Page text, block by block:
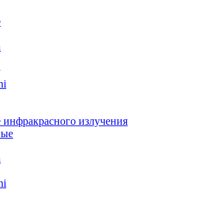
инфракрасного излучения